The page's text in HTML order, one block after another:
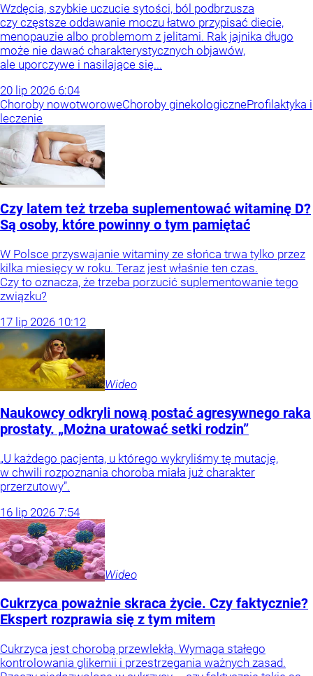
Wzdęcia, szybkie uczucie sytości, ból podbrzusza
czy częstsze oddawanie moczu łatwo przypisać diecie,
menopauzie albo problemom z jelitami. Rak jajnika długo
może nie dawać charakterystycznych objawów,
ale uporczywe i nasilające się...
20 lip 2026 6:04
Choroby nowotworoweChoroby ginekologiczneProfilaktyka i
leczenie
Czy latem też trzeba suplementować witaminę D?
Są osoby, które powinny o tym pamiętać
W Polsce przyswajanie witaminy ze słońca trwa tylko przez
kilka miesięcy w roku. Teraz jest właśnie ten czas.
Czy to oznacza, że trzeba porzucić suplementowanie tego
związku?
17 lip 2026 10:12
Wideo
Naukowcy odkryli nową postać agresywnego raka
prostaty. „Można uratować setki rodzin”
„U każdego pacjenta, u którego wykryliśmy tę mutację,
w chwili rozpoznania choroba miała już charakter
przerzutowy”.
16 lip 2026 7:54
Wideo
Cukrzyca poważnie skraca życie. Czy faktycznie?
Ekspert rozprawia się z tym mitem
Cukrzyca jest chorobą przewlekłą. Wymaga stałego
kontrolowania glikemii i przestrzegania ważnych zasad.